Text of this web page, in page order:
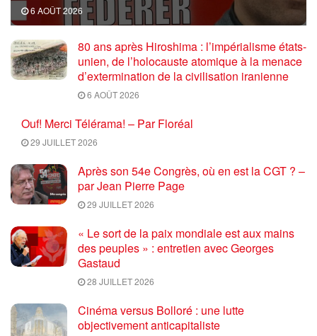
6 AOÛT 2026
80 ans après Hiroshima : l’impérialisme états-
unien, de l’holocauste atomique à la menace
d’extermination de la civilisation iranienne
6 AOÛT 2026
Ouf! Merci Télérama! – Par Floréal
29 JUILLET 2026
Après son 54e Congrès, où en est la CGT ? –
par Jean Pierre Page
29 JUILLET 2026
« Le sort de la paix mondiale est aux mains
des peuples » : entretien avec Georges
Gastaud
28 JUILLET 2026
Cinéma versus Bolloré : une lutte
objectivement anticapitaliste